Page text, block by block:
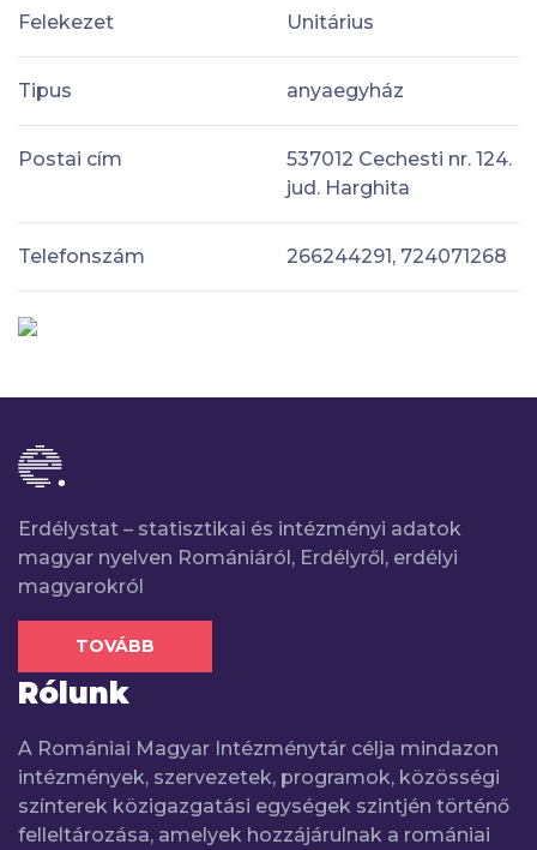
Felekezet Unitárius
Tipus anyaegyház
Postai cím
537012 Cechesti nr. 124.
jud. Harghita
Telefonszám 266244291, 724071268
Erdélystat – statisztikai és intézményi adatok
magyar nyelven Romániáról, Erdélyről, erdélyi
magyarokról
TOVÁBB
Rólunk
A Romániai Magyar Intézménytár célja mindazon
intézmények, szervezetek, programok, közösségi
színterek közigazgatási egységek szintjén történő
felleltározása, amelyek hozzájárulnak a romániai